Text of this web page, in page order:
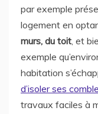
par exemple
logement en
murs, du toit, et
exemple
habitation
d’isoler ses
travaux faciles à